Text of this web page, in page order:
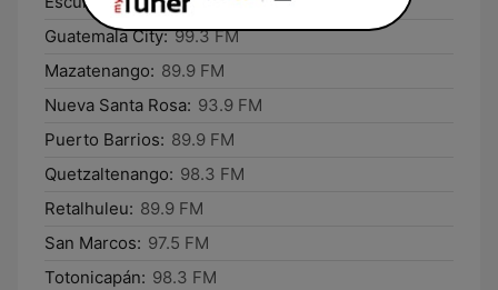
Guatemala City: 99.3 FM
Mazatenango: 89.9 FM
Nueva Santa Rosa: 93.9 FM
Puerto Barrios: 89.9 FM
Quetzaltenango: 98.3 FM
Retalhuleu: 89.9 FM
San Marcos: 97.5 FM
Totonicapán: 98.3 FM